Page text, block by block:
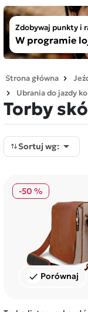
Zdobywaj punkty i
W programie
Strona główna
Ubrania do jazdy
Torby
Sortuj wg: 
check Porównaj
-50 %